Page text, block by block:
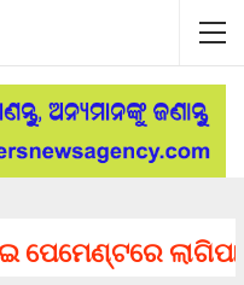
ଲାଗିପାରେ